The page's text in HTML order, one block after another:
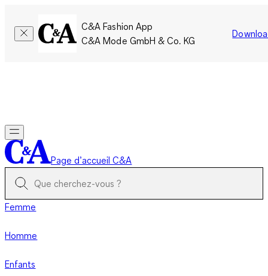
C&A Fashion App
C&A Mode GmbH & Co. KG
Page d’accueil C&A
Femme
Homme
Enfants